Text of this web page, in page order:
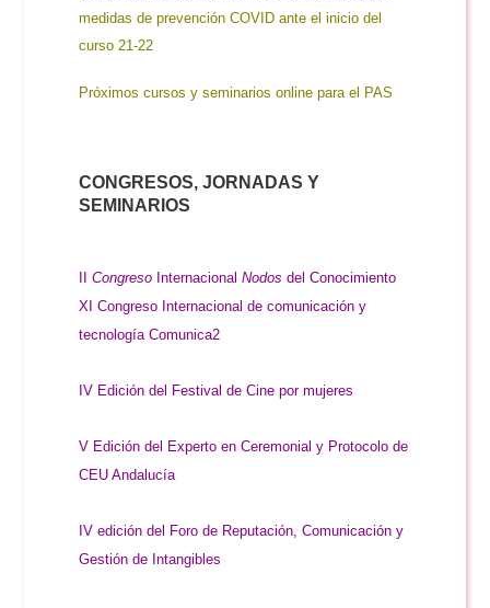
medidas de prevención COVID ante el inicio del
curso 21-22
Próximos cursos y seminarios online para el PAS
CONGRESOS, JORNADAS Y
SEMINARIOS
IICongreso InternacionalNodos del Conocimiento
XI Congreso Internacional de comunicación y
tecnología Comunica2
IV Edición del Festival de Cine por mujeres
V Edición del Experto en Ceremonial y Protocolo de
CEU Andalucía
IV edición del Foro de Reputación, Comunicación y
Gestión de Intangibles